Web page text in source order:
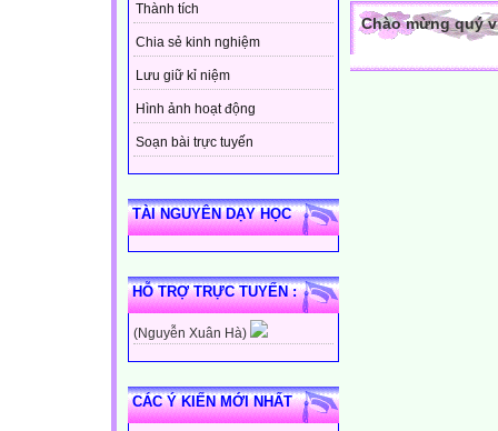
Thành tích
Chia sẻ kinh nghiệm
Lưu giữ kỉ niệm
Hình ảnh hoạt động
Soạn bài trực tuyến
TÀI NGUYÊN DẠY HỌC
HỖ TRỢ TRỰC TUYẾN :
(Nguyễn Xuân Hà)
CÁC Ý KIẾN MỚI NHẤT
Chào mừng quý